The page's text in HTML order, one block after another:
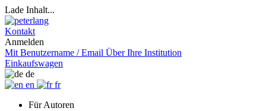
Lade Inhalt...
Kontakt
Anmelden
Mit Benutzername / Email Über Ihre Institution
Einkaufswagen
de
en
fr
Für Autoren